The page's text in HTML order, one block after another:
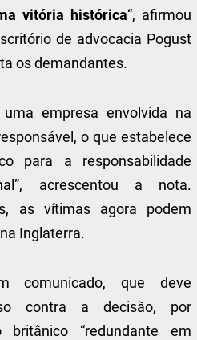
vitória histórica“, afirmou
de advocacia Pogust
os demandantes.
empresa envolvida na
o que estabelece
para a responsabilidade
acrescentou a nota.
as vítimas agora podem
Inglaterra.
comunicado, que deve
contra a decisão, por
britânico “redundante em